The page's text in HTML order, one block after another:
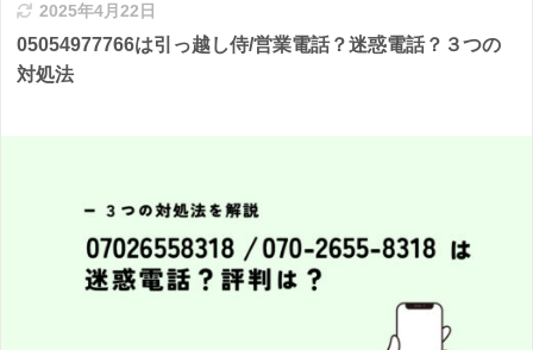
2025年4月22日
05054977766は引っ越し侍/営業電話？迷惑電話？３つの
対処法